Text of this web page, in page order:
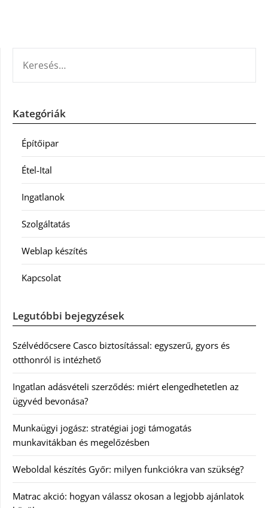
Kategóriák
Építőipar
Étel-Ital
Ingatlanok
Szolgáltatás
Weblap készítés
Kapcsolat
Legutóbbi bejegyzések
Szélvédőcsere Casco biztosítással: egyszerű, gyors és
otthonról is intézhető
Ingatlan adásvételi szerződés: miért elengedhetetlen az
ügyvéd bevonása?
Munkaügyi jogász: stratégiai jogi támogatás
munkavitákban és megelőzésben
Weboldal készítés Győr: milyen funkciókra van szükség?
Matrac akció: hogyan válassz okosan a legjobb ajánlatok